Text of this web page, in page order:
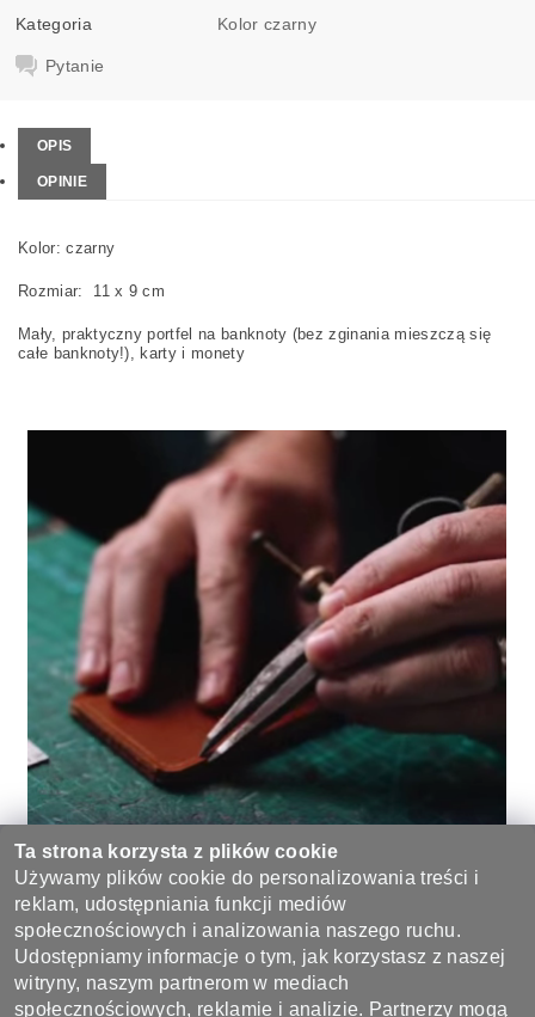
Kategoria Kolor czarny
Pytanie
OPIS
OPINIE
Kolor: czarny
Rozmiar: 11 x 9 cm
Mały, praktyczny portfel na banknoty (bez zginania mieszczą się
całe banknoty!), karty i monety
Bądź pierwszą osobą, która napisze opinię do tego produktu.
Dodaj komentarz
Ta strona korzysta z plików cookie
Używamy plików cookie do personalizowania treści i
reklam, udostępniania funkcji mediów
społecznościowych i analizowania naszego ruchu.
Udostępniamy informacje o tym, jak korzystasz z naszej
witryny, naszym partnerom w mediach
społecznościowych, reklamie i analizie. Partnerzy mogą